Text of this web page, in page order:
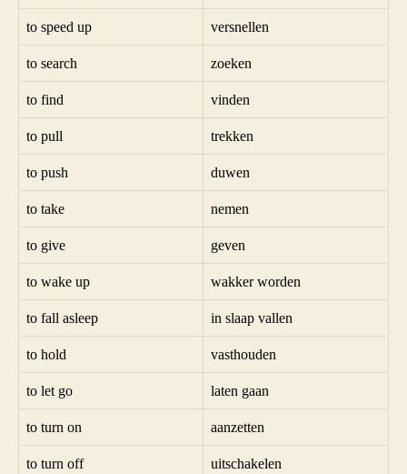
to speed up versnellen
to search zoeken
to find vinden
to pull trekken
to push duwen
to take nemen
to give geven
to wake up wakker worden
to fall asleep in slaap vallen
to hold vasthouden
to let go laten gaan
to turn on aanzetten
to turn off uitschakelen